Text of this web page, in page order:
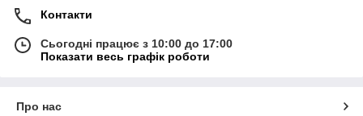
Контакти
Сьогодні працює з 10:00 до 17:00
Показати весь графік роботи
Про нас